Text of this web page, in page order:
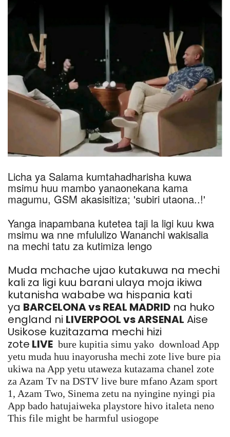
Licha ya Salama kumtahadharisha kuwa
msimu huu mambo yanaonekana kama
magumu, GSM akasisitiza; 'subiri utaona..!'
Yanga inapambana kutetea taji la ligi kuu kwa
msimu wa nne mfululizo Wananchi wakisalia
na mechi tatu za kutimiza lengo
Muda mchache ujao kutakuwa na mechi
kali za ligi kuu barani ulaya moja ikiwa
kutanisha wababe wa hispania kati
ya BARCELONA vs REAL MADRID na huko
england ni LIVERPOOL vs ARSENAL Aise
Usikose kuzitazama mechi hizi
zote LIVE bure kupitia simu yako download App
yetu muda huu inayorusha mechi zote live bure pia
ukiwa na App yetu utaweza kutazama chanel zote
za Azam Tv na DSTV live bure mfano Azam sport
1, Azam Two, Sinema zetu na nyingine nyingi pia
App bado hatujaiweka playstore hivo italeta neno
This file might be harmful usiogope